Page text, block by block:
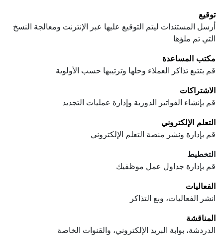
توقيع
أرسل المستندات ليتم التوقيع عليها عبر الإنترنت ومعالجة النسخ
التي تم ملؤها
مكتب المساعدة
قم بتتبع تذاكر العملاء وحلها وترتيبها حسب الأولوية
الاشتراكات
قم بإنشاء الفواتير الدورية وإدارة عمليات التجديد
التعلم الإلكتروني
قم بإدارة ونشر منصة التعلم الإلكتروني
التخطيط
قم بإدارة جداول عمل موظفيك
الفعاليات
انشر الفعاليات، وبع التذاكر
المناقشة
الدردشة، بوابة البريد الإلكتروني، والقنوات الخاصة